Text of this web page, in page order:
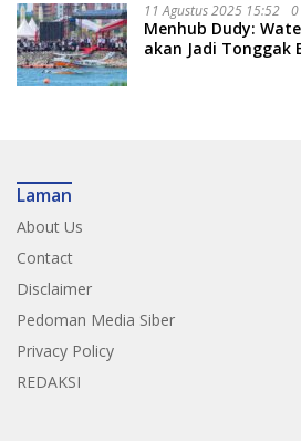
11 Agustus 2025 15:52
Menhub Dudy:
akan Jadi Tonggak
Laman
About Us
Contact
Disclaimer
Pedoman Media Siber
Privacy Policy
REDAKSI